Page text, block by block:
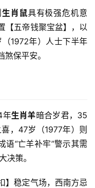
生肖鼠具有极强危机意
【五帝钱聚宝盆】，以
1972年）人士下半年
保平安。
年生肖羊暗合岁君，35
，47岁（1977年）则
语“亡羊补牢”警示其需
决策。
】稳定气场，西南方忌